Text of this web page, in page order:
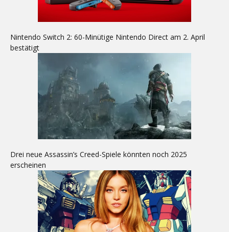
Nintendo Switch 2: 60-Minütige Nintendo Direct am 2. April
bestätigt
Drei neue Assassin’s Creed-Spiele könnten noch 2025
erscheinen